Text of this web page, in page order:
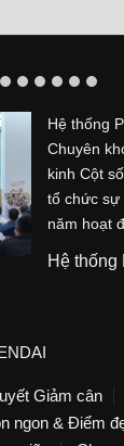
Hệ thống
Chuyên
kinh Cột
tổ chức sự
năm hoạt
Hệ thống
Giảm cân
ngon & Điểm